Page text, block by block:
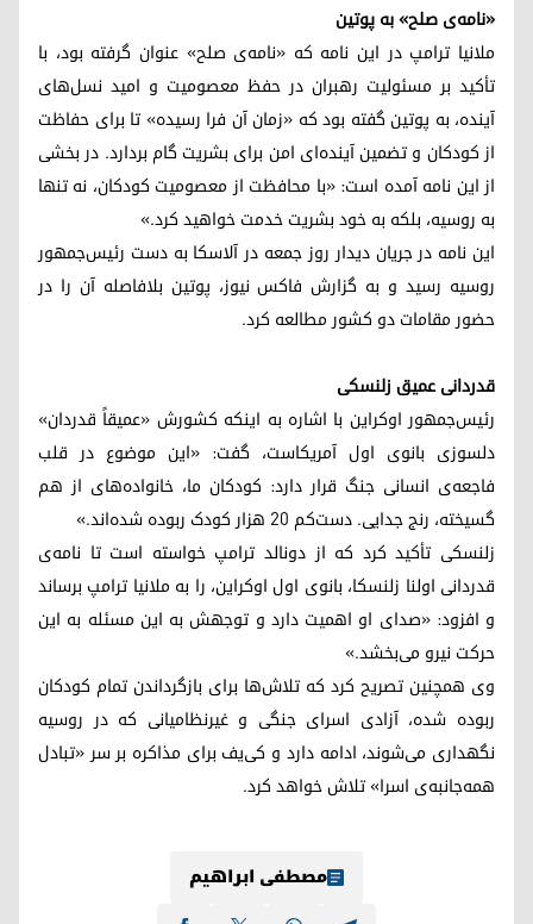
«نامه‌ی صلح» به پوتین
ملانیا ترامپ در این نامه که «نامه‌ی صلح» عنوان گرفته بود، با
تأکید بر مسئولیت رهبران در حفظ معصومیت و امید نسل‌های
آینده، به پوتین گفته بود که «زمان آن فرا رسیده» تا برای حفاظت
از کودکان و تضمین آینده‌ای امن برای بشریت گام بردارد. در بخشی
از این نامه آمده است: «با محافظت از معصومیت کودکان، نه تنها
به روسیه، بلکه به خود بشریت خدمت خواهید کرد.»
این نامه در جریان دیدار روز جمعه در آلاسکا به دست رئیس‌جمهور
روسیه رسید و به گزارش فاکس نیوز، پوتین بلافاصله آن را در
حضور مقامات دو کشور مطالعه کرد.
قدردانی عمیق زلنسکی
رئیس‌جمهور اوکراین با اشاره به اینکه کشورش «عمیقاً قدردان»
دلسوزی بانوی اول آمریکاست، گفت: «این موضوع در قلب
فاجعه‌ی انسانی جنگ قرار دارد: کودکان ما، خانواده‌های از هم
گسیخته، رنج جدایی. دست‌کم ۲۰ هزار کودک ربوده شده‌اند.»
زلنسکی تأکید کرد که از دونالد ترامپ خواسته است تا نامه‌ی
قدردانی اولنا زلنسکا، بانوی اول اوکراین، را به ملانیا ترامپ برساند
و افزود: «صدای او اهمیت دارد و توجهش به این مسئله به این
حرکت نیرو می‌بخشد.»
وی همچنین تصریح کرد که تلاش‌ها برای بازگرداندن تمام کودکان
ربوده شده، آزادی اسرای جنگی و غیرنظامیانی که در روسیه
نگهداری می‌شوند، ادامه دارد و کی‌یف برای مذاکره بر سر «تبادل
همه‌جانبه‌ی اسرا» تلاش خواهد کرد.
مصطفی ابراهیم